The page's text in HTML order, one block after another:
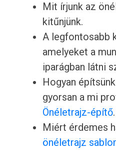
Mit írjunk az
kitűnjünk.
A legfontosabb
amelyeket a
iparágban látni
Hogyan
gyorsan a mi
Önéletrajz-építő.
Miért érdemes
önéletrajz